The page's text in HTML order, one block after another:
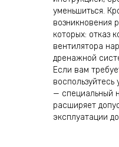
уменьшиться.
возникновения
которых: отказ
вентилятора
дренажной
Если вам
воспользуйтесь
— специальный
расширяет
эксплуатации